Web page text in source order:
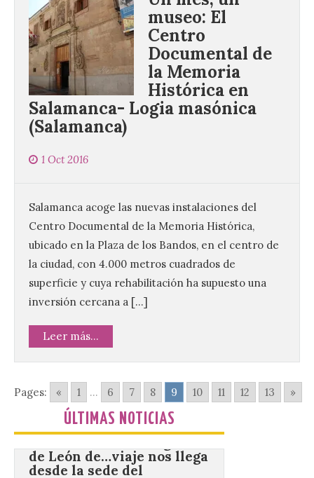
museo: El
Centro
Documental de
la Memoria
Histórica en
Salamanca- Logia masónica
(Salamanca)
1 Oct 2016
Salamanca acoge las nuevas instalaciones del
Centro Documental de la Memoria Histórica,
ubicado en la Plaza de los Bandos, en el centro de
la ciudad, con 4.000 metros cuadrados de
superficie y cuya rehabilitación ha supuesto una
inversión cercana a […]
Leer más...
Pages: « 1 ... 6 7 8 9 10 11 12 13 »
ÚLTIMAS NOTICIAS
de Dulces del Convento a
Tendrá lugar el 9 de
agosto en los aledaños del
monasterio cisterciense
de Santa María la Real de
Gradefes. Una cita
imprescindible para disfrutar de los
cultura y un ambiente único. El
Ayuntamiento de Gradefes, intentando
[…]
La decimoctava fotografía
de León de…viaje nos llega
desde la sede del
Parlamento Europeo en
Estrasburgo.